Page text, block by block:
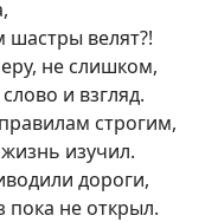
шастры велят?!
не слишком,
и взгляд.
строгим,
изучил.
дороги,
пока не открыл.